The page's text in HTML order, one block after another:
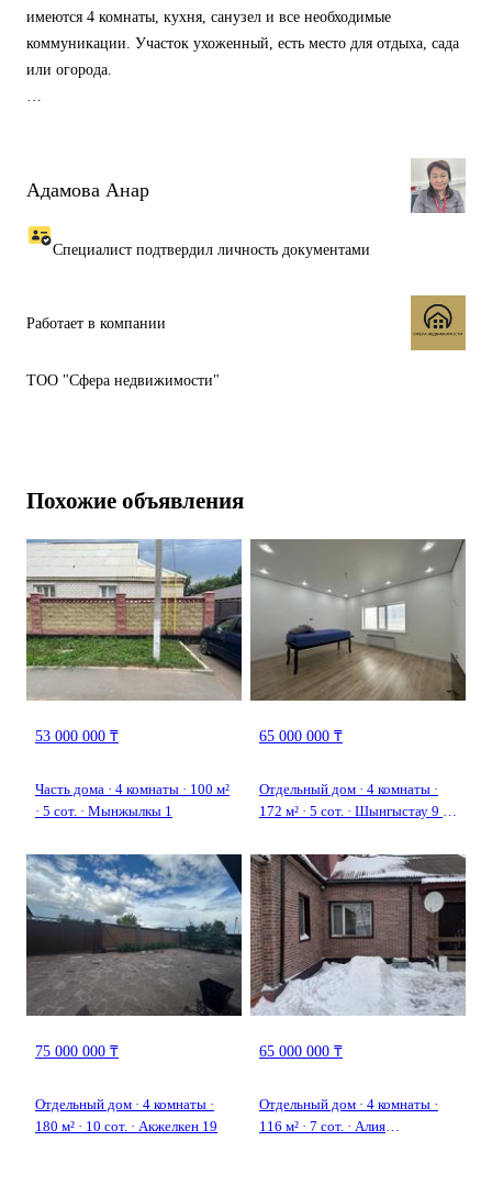
имеются 4 комнаты, кухня, санузел и все необходимые
коммуникации. Участок ухоженный, есть место для отдыха, сада
или огорода.
Отличный вариант для тех, кто ищет комфортное жилье в тихом
и уютном месте. Документы готовы к сделке.
Адамова Анар
Специалист подтвердил личность документами
Работает в компании
ТОО "Сфера недвижимости"
Похожие объявления
53 000 000 ₸
Часть дома · 4 комнаты · 100 м²
· 5 сот. · Мынжылкы 1
65 000 000 ₸
Отдельный дом · 4 комнаты ·
172 м² · 5 сот. · Шынгыстау 9 —
75 000 000 ₸
Отдельный дом · 4 комнаты ·
180 м² · 10 сот. · Акжелкен 19
65 000 000 ₸
Отдельный дом · 4 комнаты ·
116 м² · 7 сот. · Алия